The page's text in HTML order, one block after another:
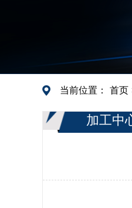
当前位置： 首页
加工中